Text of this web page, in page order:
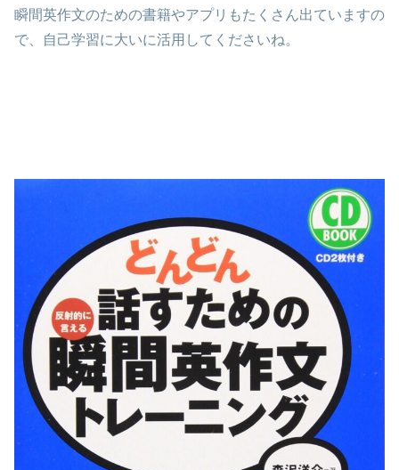
瞬間英作文のための書籍やアプリもたくさん出ていますの
で、自己学習に大いに活用してくださいね。